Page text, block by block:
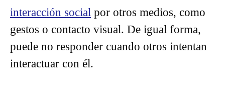
interacción social por otros medios, como
gestos o contacto visual. De igual forma,
puede no responder cuando otros intentan
interactuar con él.